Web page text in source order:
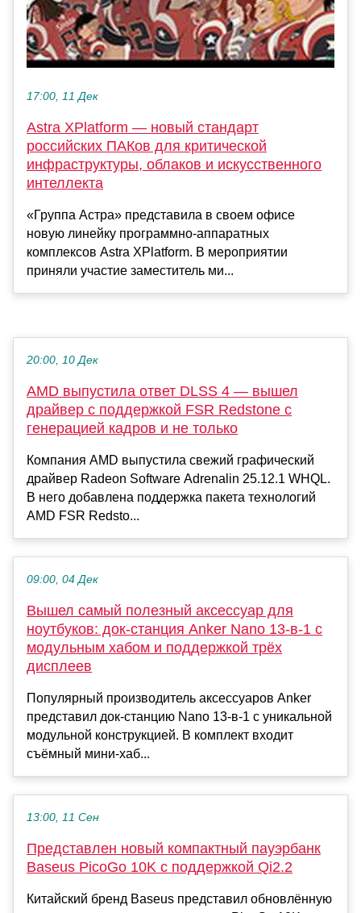
17:00, 11 Дек
Astra XPlatform — новый стандарт
российских ПАКов для критической
инфраструктуры, облаков и искусственного
интеллекта
«Группа Астра» представила в своем офисе
новую линейку программно-аппаратных
комплексов Astra XPlatform. В мероприятии
приняли участие заместитель ми...
20:00, 10 Дек
AMD выпустила ответ DLSS 4 — вышел
драйвер с поддержкой FSR Redstone с
генерацией кадров и не только
Компания AMD выпустила свежий графический
драйвер Radeon Software Adrenalin 25.12.1 WHQL.
В него добавлена поддержка пакета технологий
AMD FSR Redsto...
09:00, 04 Дек
Вышел самый полезный аксессуар для
ноутбуков: док-станция Anker Nano 13-в-1 с
модульным хабом и поддержкой трёх
дисплеев
Популярный производитель аксессуаров Anker
представил док-станцию Nano 13-в-1 с уникальной
модульной конструкцией. В комплект входит
съёмный мини-хаб...
13:00, 11 Сен
Представлен новый компактный пауэрбанк
Baseus PicoGo 10K с поддержкой Qi2.2
Китайский бренд Baseus представил обновлённую